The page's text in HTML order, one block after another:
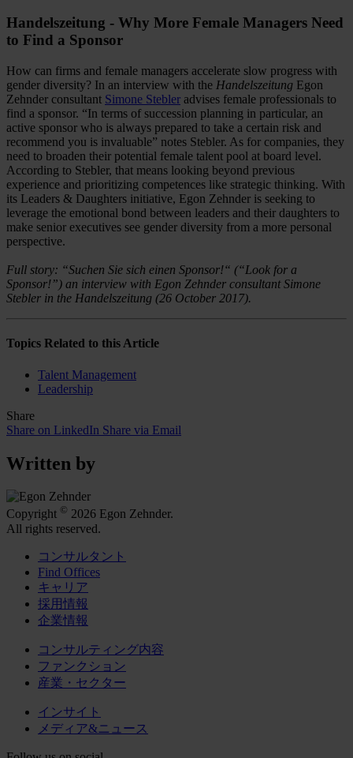
Handelszeitung - Why More Female Managers Need
to Find a Sponsor
How can firms and female managers accelerate slow progress with
gender diversity? In an interview with the Handelszeitung Egon
Zehnder consultant Simone Stebler advises female professionals to
find a sponsor. “In terms of succession planning in particular, an
active sponsor who is always prepared to take a certain risk and
recommend you is invaluable” notes Stebler. As for companies, they
need to broaden their potential female talent pool at board level.
According to Stebler, that means looking beyond previous
experience and prioritizing competences like strategic thinking. With
its Leaders & Daughters initiative, Egon Zehnder is seeking to
leverage the emotional bond between leaders and their daughters to
make senior executives see gender diversity from a more personal
perspective.
Full story: “Suchen Sie sich einen Sponsor!“ (“Look for a
Sponsor!”) an interview with Egon Zehnder consultant Simone
Stebler in the Handelszeitung (26 October 2017).
Topics Related to this Article
Talent Management
Leadership
Share
Share on LinkedIn Share via Email
Written by
Copyright © 2026 Egon Zehnder.
All rights reserved.
コンサルタント
Find Offices
キャリア
採用情報
企業情報
コンサルティング内容
ファンクション
産業・セクター
インサイト
メディア&ニュース